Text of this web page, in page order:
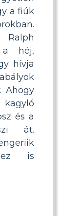
a fiúk
Ralph
a héj,
hívja
Ahogy
és a
át.
ez is